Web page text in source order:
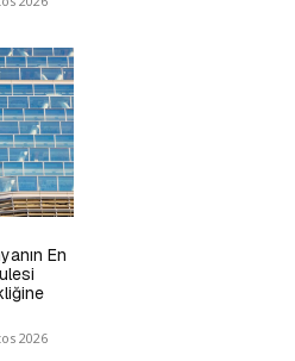
En
2026